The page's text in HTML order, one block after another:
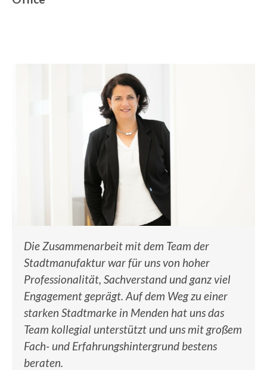
Die Zusammenarbeit mit dem Team der
Stadtmanufaktur war für uns von hoher
Professionalität, Sachverstand und ganz viel
Engagement geprägt. Auf dem Weg zu einer
starken Stadtmarke in Menden hat uns das
Team kollegial unterstützt und uns mit großem
Fach- und Erfahrungshintergrund bestens
beraten.